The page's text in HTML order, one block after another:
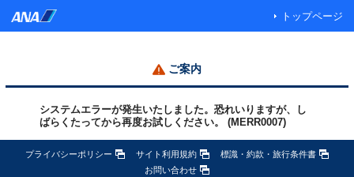
トップページ
ご案内
システムエラーが発生いたしました。恐れいりますが、し
ばらくたってから再度お試しください。 (MERR0007)
プライバシーポリシー サイト利用規約
標識・約款・旅行条件書
お問い合わせ